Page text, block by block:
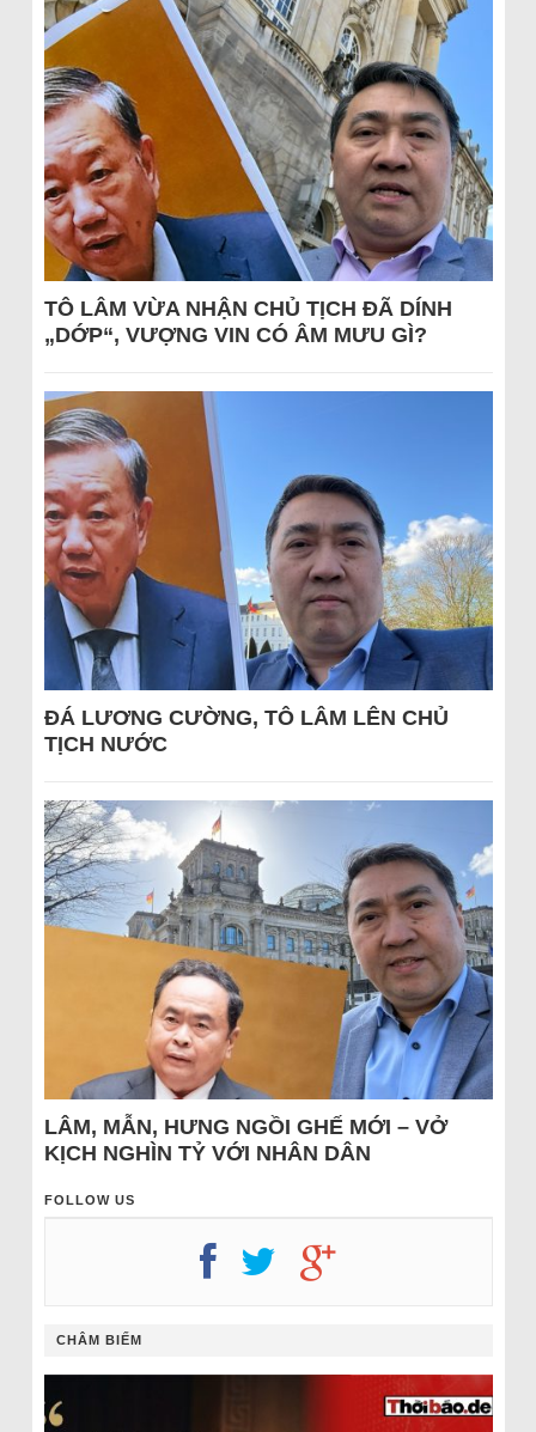
TÔ LÂM VỪA NHẬN CHỦ TỊCH ĐÃ DÍNH
„DỚP“, VƯỢNG VIN CÓ ÂM MƯU GÌ?
ĐÁ LƯƠNG CƯỜNG, TÔ LÂM LÊN CHỦ
TỊCH NƯỚC
LÂM, MẪN, HƯNG NGỒI GHẾ MỚI – VỞ
KỊCH NGHÌN TỶ VỚI NHÂN DÂN
FOLLOW US
CHÂM BIẾM